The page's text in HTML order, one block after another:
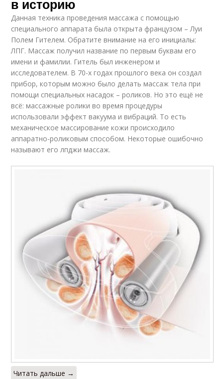
в историю
Данная техника проведения массажа с помощью
специального аппарата была открыта французом – Луи
Полем Гителем. Обратите внимание на его инициалы:
ЛПГ. Массаж получил название по первым буквам его
имени и фамилии. Гитель был инженером и
исследователем. В 70-х годах прошлого века он создал
прибор, которым можно было делать массаж тела при
помощи специальных насадок – роликов. Но это ещё не
всё: массажные ролики во время процедуры
использовали эффект вакуума и вибраций. То есть
механическое массирование кожи происходило
аппаратно-роликовым способом. Некоторые ошибочно
называют его лпджи массаж.
Читать дальше →